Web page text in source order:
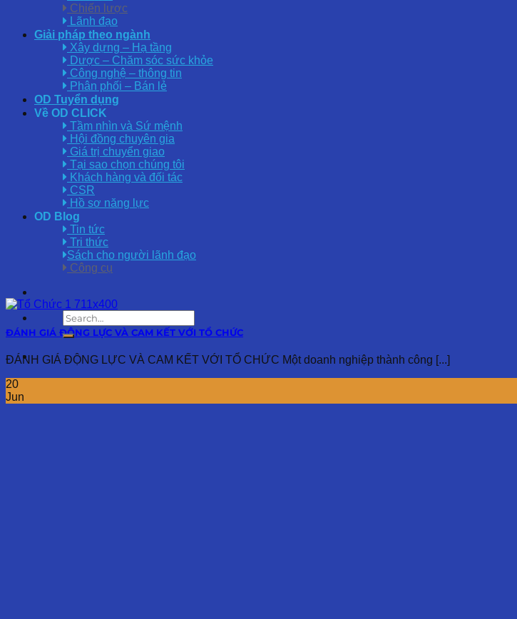
Chiến lược
Lãnh đạo
Giải pháp theo ngành
Xây dựng – Hạ tầng
Dược – Chăm sóc sức khỏe
Công nghệ – thông tin
Phân phối – Bán lẻ
OD Tuyển dụng
Về OD CLICK
Tầm nhìn và Sứ mệnh
Hội đồng chuyên gia
Giá trị chuyển giao
Tại sao chọn chúng tôi
Khách hàng và đối tác
CSR
Hồ sơ năng lực
OD Blog
Tin tức
Tri thức
Sách cho người lãnh đạo
Công cụ
ĐÁNH GIÁ ĐỘNG LỰC VÀ CAM KẾT VỚI TỔ CHỨC
ĐÁNH GIÁ ĐỘNG LỰC VÀ CAM KẾT VỚI TỔ CHỨC Một doanh nghiệp thành công [...]
20
Jun